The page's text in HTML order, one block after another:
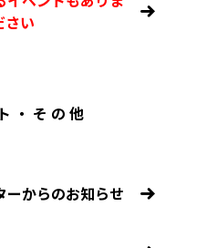
さい
・その他
ーからのお知らせ